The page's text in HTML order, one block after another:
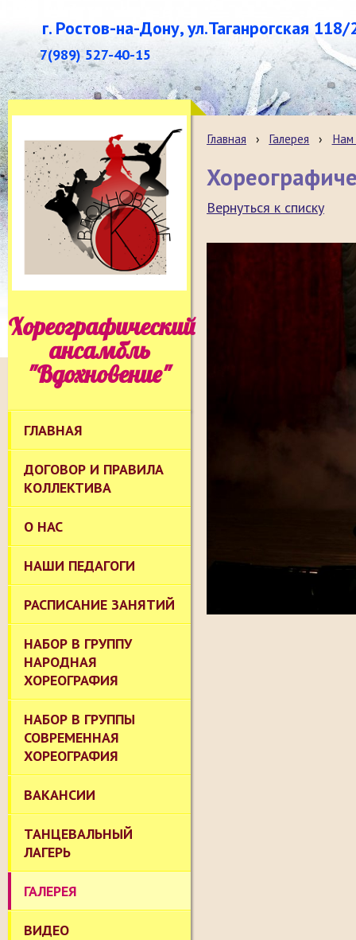
г. Ростов-на-Дону, ул.Таганрогская 118/
7(989) 527-40-15
Хореографический
ансамбль
"Вдохновение"
ГЛАВНАЯ
ДОГОВОР И ПРАВИЛА
КОЛЛЕКТИВА
О НАС
НАШИ ПЕДАГОГИ
РАСПИСАНИЕ ЗАНЯТИЙ
НАБОР В ГРУППУ
НАРОДНАЯ
ХОРЕОГРАФИЯ
НАБОР В ГРУППЫ
СОВРЕМЕННАЯ
ХОРЕОГРАФИЯ
ВАКАНСИИ
ТАНЦЕВАЛЬНЫЙ
ЛАГЕРЬ
ГАЛЕРЕЯ
ВИДЕО
Главная › Галерея › Нам
Вернуться к списку